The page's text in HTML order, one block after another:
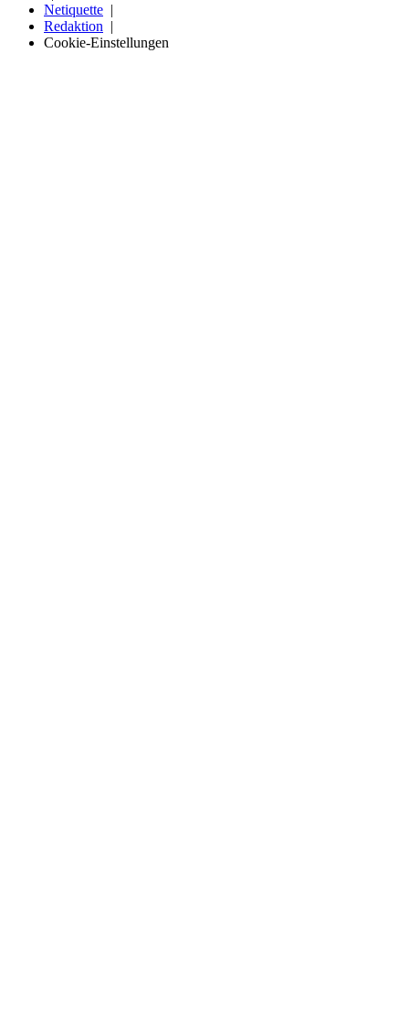
Netiquette
Redaktion
Cookie-Einstellungen